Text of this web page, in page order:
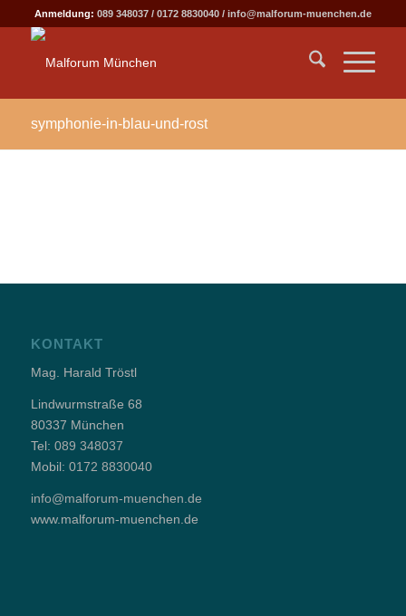
Anmeldung: 089 348037/ 0172 8830040/ info@malforum-muenchen.de
symphonie-in-blau-und-rost
KONTAKT
Mag. Harald Tröstl
Lindwurmstraße 68
80337 München
Tel: 089 348037
Mobil: 0172 8830040
info@malforum-muenchen.de
www.malforum-muenchen.de